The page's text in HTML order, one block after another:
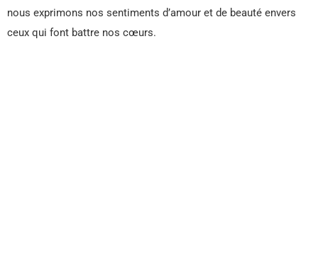
nous exprimons nos sentiments d’amour et de beauté envers
ceux qui font battre nos cœurs.